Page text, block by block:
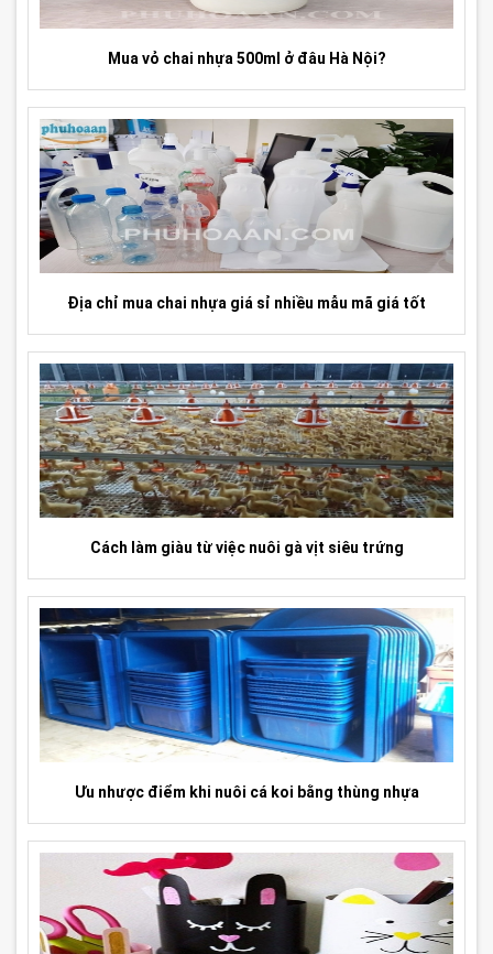
Mua vỏ chai nhựa 500ml ở đâu Hà Nội?
Địa chỉ mua chai nhựa giá sỉ nhiều mẫu mã giá tốt
Cách làm giàu từ việc nuôi gà vịt siêu trứng
Ưu nhược điểm khi nuôi cá koi bằng thùng nhựa